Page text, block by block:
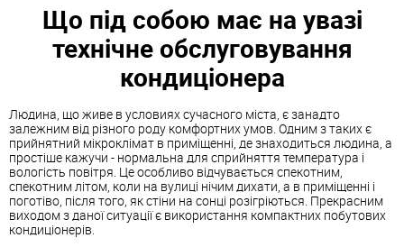
Що під собою має на увазі
технічне обслуговування
кондиціонера
Людина, що живе в условиях сучасного міста, є занадто
залежним від різного роду комфортних умов. Одним з таких є
прийнятний мікроклімат в приміщенні, де знаходиться людина, а
простіше кажучи - нормальна для сприйняття температура і
вологість повітря. Це особливо відчувається спекотним,
спекотним літом, коли на вулиці нічим дихати, а в приміщенні і
поготіво, після того, як стіни на сонці розігріються. Прекрасним
виходом з даної ситуації є використання компактних побутових
кондиціонерів.